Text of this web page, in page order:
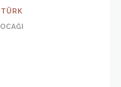
TÜRK
OCAĞI